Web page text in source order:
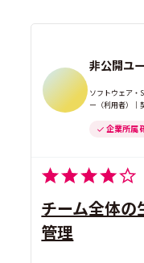
非公開ユ
ソフトウェア・
ー（利用者）｜
企業所属
チーム全体の
管理